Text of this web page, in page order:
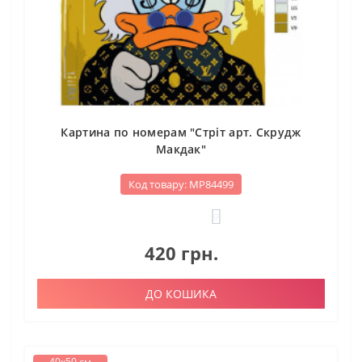
Картина по номерам "Стріт арт. Скрудж
Макдак"
Код товару: МР84499
420 грн.
ДО КОШИКА